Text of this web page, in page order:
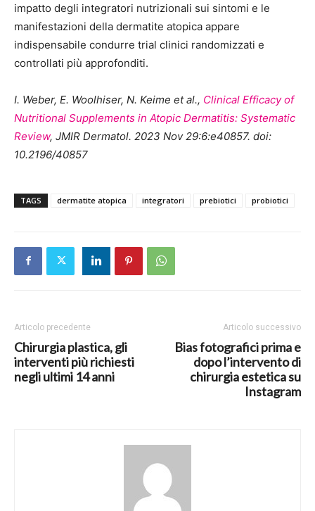
impatto degli integratori nutrizionali sui sintomi e le
manifestazioni della dermatite atopica appare
indispensabile condurre trial clinici randomizzati e
controllati più approfonditi.
I. Weber, E. Woolhiser, N. Keime et al., Clinical Efficacy of
Nutritional Supplements in Atopic Dermatitis: Systematic
Review, JMIR Dermatol. 2023 Nov 29:6:e40857. doi:
10.2196/40857
TAGS dermatite atopica integratori prebiotici probiotici
Articolo precedente
Chirurgia plastica, gli
interventi più richiesti
negli ultimi 14 anni
Articolo successivo
Bias fotografici prima e
dopo l’intervento di
chirurgia estetica su
Instagram